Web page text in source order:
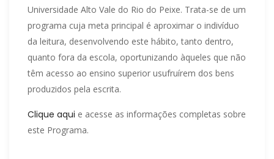
Universidade Alto Vale do Rio do Peixe. Trata-se de um
programa cuja meta principal é aproximar o indivíduo
da leitura, desenvolvendo este hábito, tanto dentro,
quanto fora da escola, oportunizando àqueles que não
têm acesso ao ensino superior usufruírem dos bens
produzidos pela escrita.
Clique aqui e acesse as informações completas sobre
este Programa.